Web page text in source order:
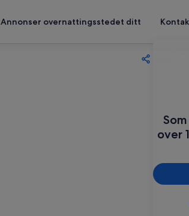
Annonser overnattingsstedet ditt
over